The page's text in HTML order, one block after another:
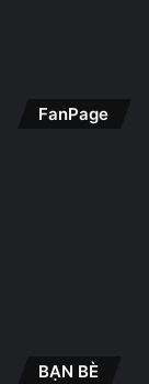
FanPage
BẠN BÈ